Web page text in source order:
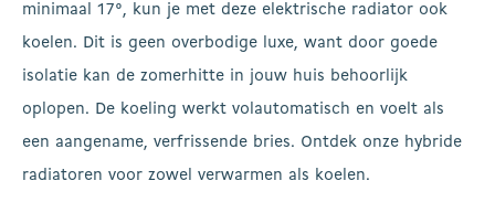
minimaal 17°, kun je met deze elektrische radiator ook
koelen. Dit is geen overbodige luxe, want door goede
isolatie kan de zomerhitte in jouw huis behoorlijk
oplopen. De koeling werkt volautomatisch en voelt als
een aangename, verfrissende bries. Ontdek onze hybride
radiatoren voor zowel verwarmen als koelen.